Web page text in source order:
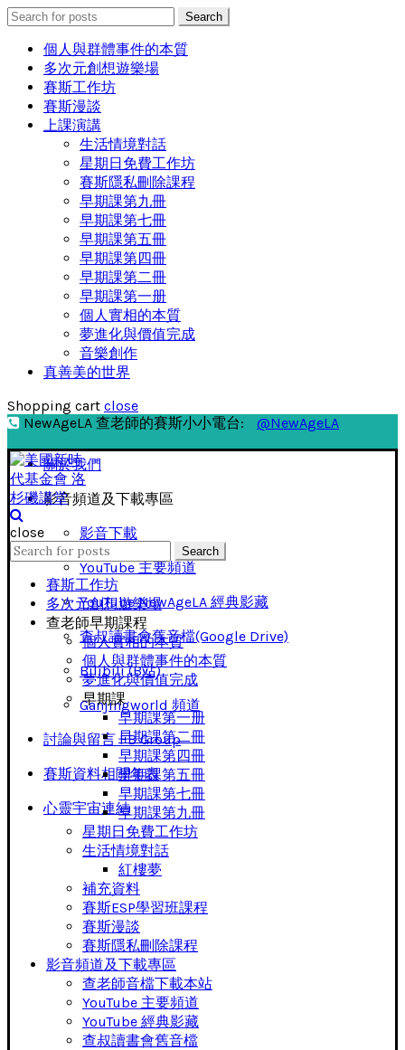
Search
for:
Search
個人與群體事件的本質
多次元創想遊樂場
賽斯工作坊
賽斯漫談
上課演講
生活情境對話
星期日免費工作坊
賽斯隱私刪除課程
早期課第九冊
早期課第七冊
早期課第五冊
早期課第四冊
早期課第二冊
早期課第一册
個人實相的本質
夢進化與價值完成
音樂創作
真善美的世界
Shopping cart close
NewAgeLA 查老師的賽斯小小電台:
@NewAgeLA
關於我們
影音頻道及下載專區
影音下載
YouTube 主要頻道
YouTube NewAgeLA 經典影藏
查叔讀書會舊音檔(Google Drive)
Bilibili (B站)
Ganjingworld 頻道
討論與留言 FB Group
賽斯資料相關年表
心靈宇宙連結
close
Search
for:
Search
賽斯工作坊
多次元創想遊樂場
查老師早期課程
個人實相的本質
個人與群體事件的本質
夢進化與價值完成
早期課
早期課第一册
早期課第二冊
早期課第四冊
早期課第五冊
早期課第七冊
早期課第九冊
星期日免費工作坊
生活情境對話
紅樓夢
補充資料
賽斯ESP學習班課程
賽斯漫談
賽斯隱私刪除課程
影音頻道及下載專區
查老師音檔下載本站
YouTube 主要頻道
YouTube 經典影藏
查叔讀書會舊音檔